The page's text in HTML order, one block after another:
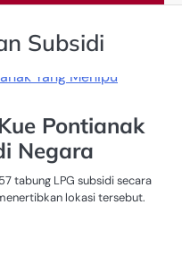
Subsidi
Pontianak
Negara
tabung LPG subsidi secara
lokasi tersebut.